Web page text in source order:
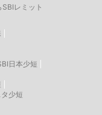
レミット
日本少短
少短